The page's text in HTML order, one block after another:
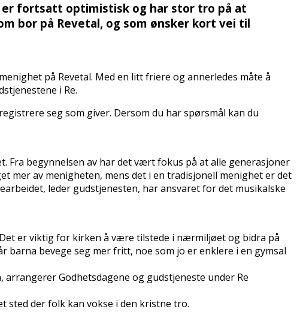
er fortsatt optimistisk og har stor tro på at
bor på Revetal, og som ønsker kort vei til
på Revetal. Med en litt friere og annerledes måte å
i Re.
seg som giver. Dersom du har spørsmål kan du
Fra begynnelsen av har det vært fokus på at alle generasjoner
mer av menigheten, mens det i en tradisjonell menighet er det
leder gudstjenesten, har ansvaret for det musikalske
er viktig for kirken å være tilstede i nærmiljøet og bidra på
bevege seg mer fritt, noe som jo er enklere i en gymsal
Godhetsdagene og gudstjeneste under Re
sted der folk kan vokse i den kristne tro.